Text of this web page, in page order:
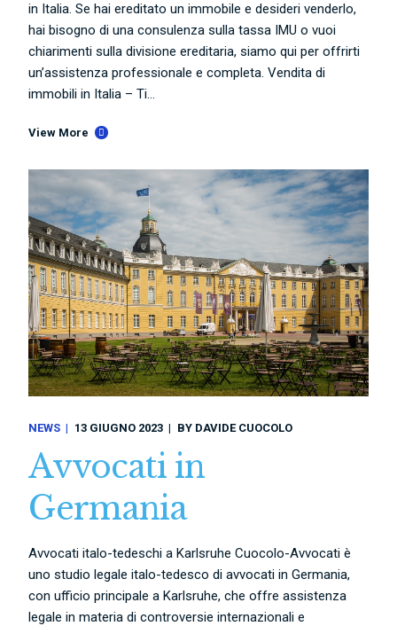
in Italia. Se hai ereditato un immobile e desideri venderlo,
hai bisogno di una consulenza sulla tassa IMU o vuoi
chiarimenti sulla divisione ereditaria, siamo qui per offrirti
un’assistenza professionale e completa. Vendita di
immobili in Italia – Ti...
View More
NEWS 13 GIUGNO 2023 BY DAVIDE CUOCOLO
Avvocati in
Germania
Avvocati italo-tedeschi a Karlsruhe Cuocolo-Avvocati è
uno studio legale italo-tedesco di avvocati in Germania,
con ufficio principale a Karlsruhe, che offre assistenza
legale in materia di controversie internazionali e